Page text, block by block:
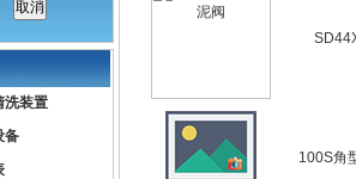
洗装置
备
100S角